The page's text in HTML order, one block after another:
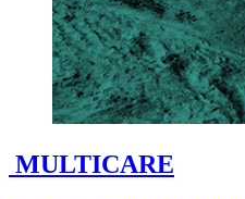
MULTICARE